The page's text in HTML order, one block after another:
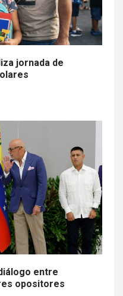
jornada de
entre
opositores